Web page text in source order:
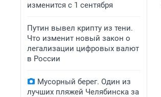
изменится с 1 сентября
Путин вывел крипту из тени.
Что изменит новый закон о
легализации цифровых валют
в России
Мусорный берег. Один из
лучших пляжей Челябинска за